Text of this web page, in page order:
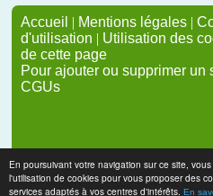
En poursuivant votre navigation sur ce site,
l'utilisation de cookies pour vous proposer des
services adaptés à vos centres d'intérêts. En
Accueil | Mentions légales |
d'utilisation | Utilisation des
de cette page
Pour ajouter ou supprimer un
CGUs